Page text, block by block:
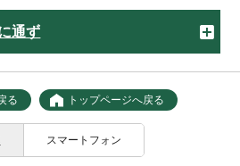
通ず
る トップページへ戻る
スマートフォン